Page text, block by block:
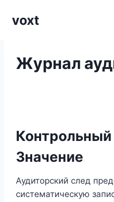
voxt
Журнал
Значение
Аудиторский след
систематическую